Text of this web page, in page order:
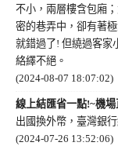
不小，兩層樓含包廂
密的巷弄中，卻有著
就錯過了! 但繞過客家
絡繹不絕。
(2024-08-07 18:07:02)
線上結匯省一點!~機
出國換外幣，臺灣銀
(2024-07-26 13:52:06)